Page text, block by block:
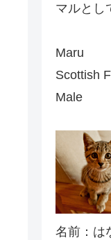
マルとし
Maru
Scottish
Male
名前：は